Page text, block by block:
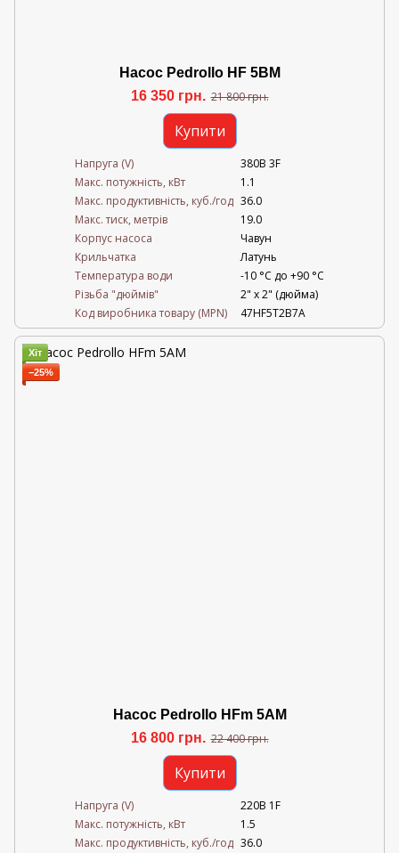
Насос Pedrollo HF 5BM
16 350 грн. 21 800 грн.
Купити
Напруга (V)
380В 3F
Mакс. потужність, кВт
1.1
Mакс. продуктивність, куб./год 36.0
Maкс. тиск, метрів
19.0
Корпус насоса
Чавун
Крильчатка
Латунь
Температура води
-10 °C до +90 °C
Різьба "дюймів"
2" х 2" (дюйма)
Код виробника товару (MPN)
47HF5T2B7A
Хіт
−25%
Насос Pedrollo HFm 5AM
16 800 грн. 22 400 грн.
Купити
Напруга (V)
220В 1F
Mакс. потужність, кВт
1.5
Mакс. продуктивність, куб./год 36.0